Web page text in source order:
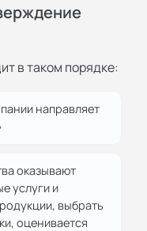
в таком порядке:
направляет
оказывают
услуги и
выбрать
оценивается